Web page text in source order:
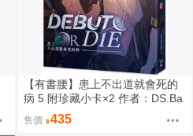
【有書腰】患上不出道就會死的
病 5 附珍藏小卡×2 作者：DS.Ba
ck/知翎文化輕小說/Avi書店
售價 435